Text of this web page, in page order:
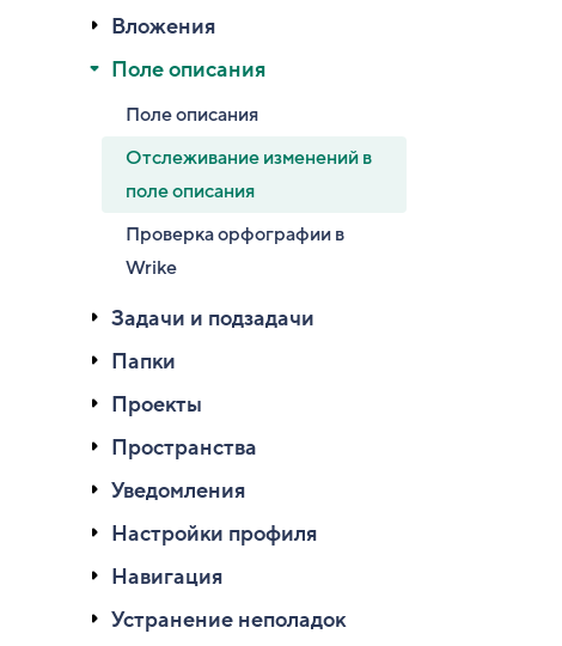
Вложения
Поле описания
Поле описания
Отслеживание изменений в
поле описания
Проверка орфографии в
Wrike
Задачи и подзадачи
Папки
Проекты
Пространства
Уведомления
Настройки профиля
Навигация
Устранение неполадок